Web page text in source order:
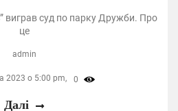
виграв суд по парку Дружби. Про
це
admin
2023 о 5:00 pm, 0
Далі